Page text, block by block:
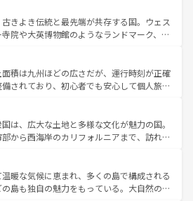
ンの発祥地であるランス、プロヴァンスの
ダー畑など、多彩な楽しみ方が可能だ。さ
外の地域にも魅力が溢れており、どの街角に
運ぶとそれぞれで全く異なる文化を体験で
きるだろう。 なお、新着のフランス情報はコンテンツ一覧
い。
は、どこを歩いても飽きることがない。ベ
活気、バイエルン州のアルプスの絶景、そ
沿いのワイン畑といった風景は必見。ビール
はぜひ体験してほしい。 なお、新着の
コンテンツ一覧を参照してほしい。
きよき伝統と最先端が共存する国。ウェス
寺院や大英博物館のようなランドマーク、歴
る魅力がある。また、優雅なアフタヌーン
ル好きにはたまらない英国パブ、サッカー観
からこそできる体験も豊富。イギリスを旅
してほしい。
面積は九州ほどの広さだが、運行時刻が正確
されており、初心者でも安心して個人旅行
ま残る町や、スイスならではのユニークな
アルプス観光だけでなく町歩きも満喫する
国民の所得が高いため物価も高いが、旅行
で観光を楽しむこともできる。 なお、新
報はコンテンツ一覧 を参照してほしい。
は、広大な土地と多様な文化が魅力の国。
から西海岸のカリフォルニアまで、訪れる
市は、観光、ショッピング、エンターテイ
った刺激的なスポットだ。一方、アメリカ
が広がり、グランドキャニオンやイエロー
暖な気候に恵まれ、多くの島で構成される
島も独自の魅力をもっている。大自然の神